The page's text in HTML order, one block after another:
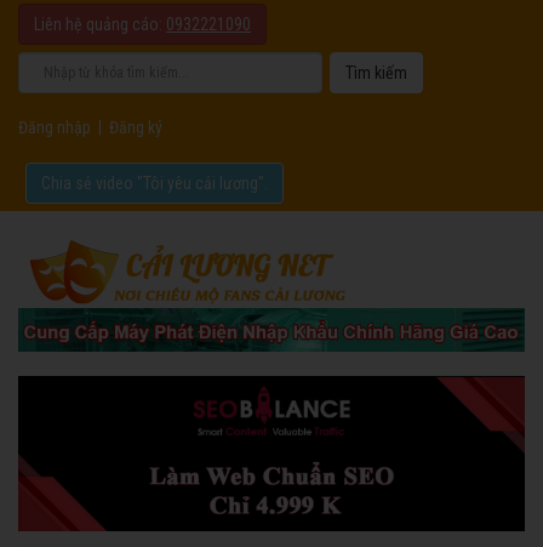
Liên hệ quảng cáo: 0932221090
Đăng nhập Đăng ký
Chia sẻ video "Tôi yêu cải lương".